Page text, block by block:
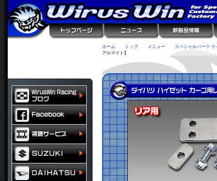
ホーム トップ メニュー
スペシャルパーツ ラ
アルマイト】